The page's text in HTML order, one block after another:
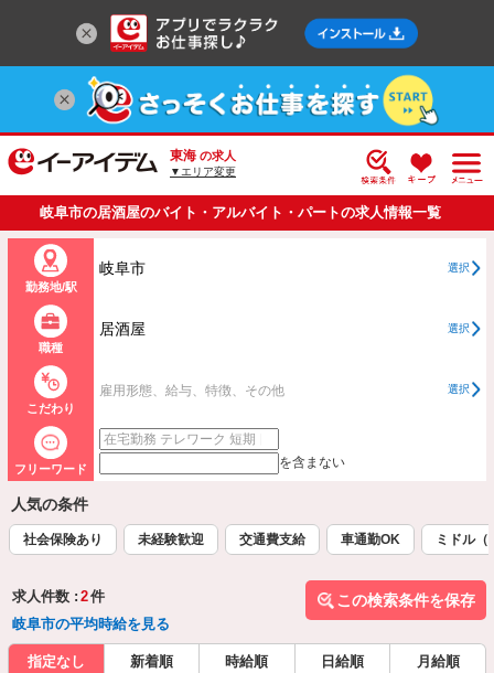
東海 の求人
▼エリア変更
岐阜市の居酒屋のバイト・アルバイト・パートの求人情報一覧
勤務地/駅
岐阜市 選択
職種
居酒屋 選択
こだわり
雇用形態、給与、特徴、その他 選択
フリーワード を含まない
人気の条件
社会保険あり 未経験歓迎 交通費支給 車通勤OK ミドル
求人件数 : 2件
岐阜市の平均時給を見る
この検索条件を保存
指定なし 新着順 時給順 日給順 月給順